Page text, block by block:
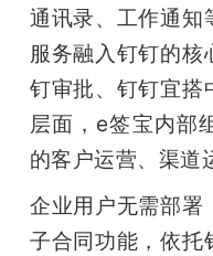
通讯录、工作通知
服务融入钉钉的
钉审批、钉钉宜搭
层面，e签宝内部
的客户运营、渠道
企业用户无需部署
子合同功能，依托